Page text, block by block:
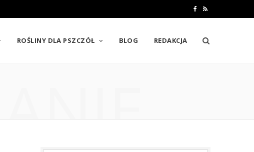
e
R
S
ROŚLINY DLA PSZCZÓŁ BLOG REDAKCJA